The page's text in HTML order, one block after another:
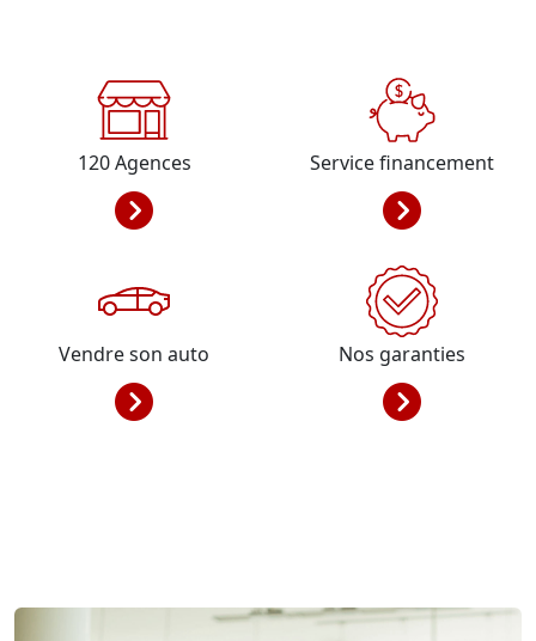
120Agences Service financement
Vendre son auto Nos garanties